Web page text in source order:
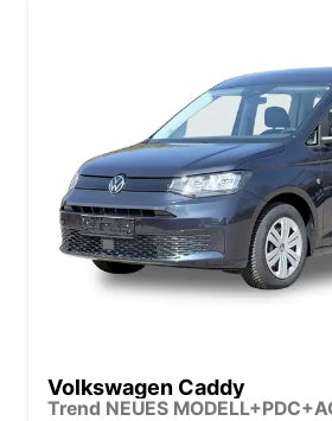
Volkswagen Caddy